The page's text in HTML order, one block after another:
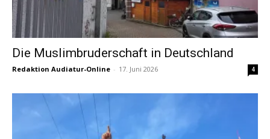
Die Muslimbruderschaft in Deutschland
Redaktion Audiatur-Online - 17. Juni 2026 4